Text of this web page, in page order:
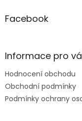
aFacebook
Informace pro
Hodnocení obchodu
Obchodní podmínky
Podmínky ochrany